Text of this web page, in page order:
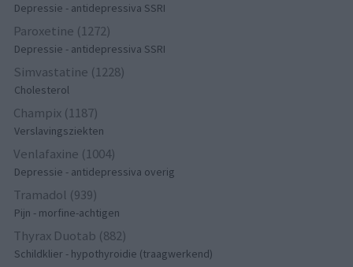
Depressie - antidepressiva SSRI
Paroxetine (1272)
Depressie - antidepressiva SSRI
Simvastatine (1228)
Cholesterol
Champix (1187)
Verslavingsziekten
Venlafaxine (1004)
Depressie - antidepressiva overig
Tramadol (939)
Pijn - morfine-achtigen
Thyrax Duotab (882)
Schildklier - hypothyroidie (traagwerkend)